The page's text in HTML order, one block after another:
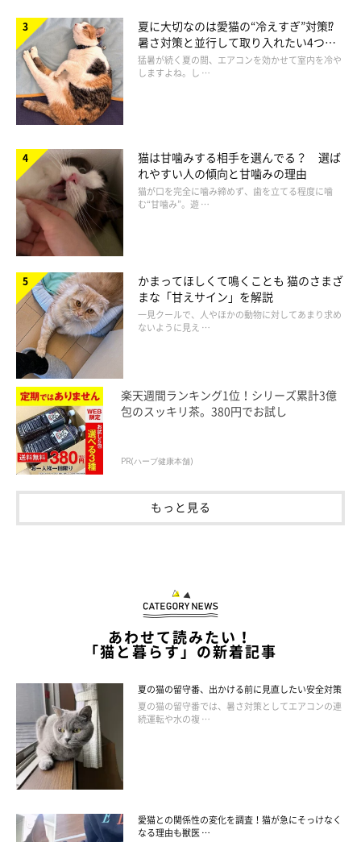
隠れる
じっとする
うずくまって寝る
といった行動が見られるでしょう」
夏に大切なのは愛猫の“冷えすぎ”対策⁉
暑さ対策と並行して取り入れたい4つの
工夫
猛暑が続く夏の間、エアコンを効かせて室内を冷や
しますよね。し …
猫は甘噛みする相手を選んでる？ 選ば
れやすい人の傾向と甘噛みの理由
猫が口を完全に噛み締めず、歯を立てる程度に噛
む“甘噛み”。遊 …
かまってほしくて鳴くことも 猫のさまざ
まな「甘えサイン」を解説
一見クールで、人やほかの動物に対してあまり求め
ないように見え …
楽天週間ランキング1位！シリーズ累計3億
包のスッキリ茶。380円でお試し
PR(ハーブ健康本舗)
もっと見る
あわせて読みたい！
「猫と暮らす」の新着記事
夏の猫の留守番、出かける前に見直したい安全対策
夏の猫の留守番では、暑さ対策としてエアコンの連
続運転や水の複 …
愛猫との関係性の変化を調査！猫が急にそっけなく
なる理由も獣医 …